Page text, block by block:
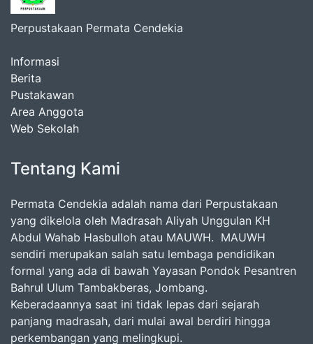
Perpustakaan Permata Cendekia
Informasi
Berita
Pustakawan
Area Anggota
Web Sekolah
Tentang Kami
Permata Cendekia adalah nama dari Perpustakaan
yang dikelola oleh Madrasah Aliyah Unggulan KH
Abdul Wahab Hasbulloh atau MAUWH. MAUWH
sendiri merupakan salah satu lembaga pendidikan
formal yang ada di bawah Yayasan Pondok Pesantren
Bahrul Ulum Tambakberas, Jombang.
Keberadaannya saat ini tidak lepas dari sejarah
panjang madrasah, dari mulai awal berdiri hingga
perkembangan yang melingkupi.